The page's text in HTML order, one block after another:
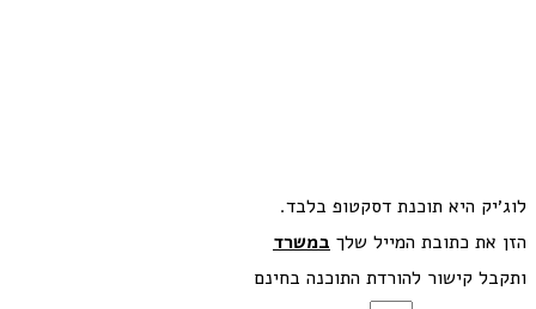
לוג׳יק היא תוכנת דסקטופ בלבד.
הזן את כתובת המייל שלך במשרד
ותקבל קישור להורדת התוכנה בחינם